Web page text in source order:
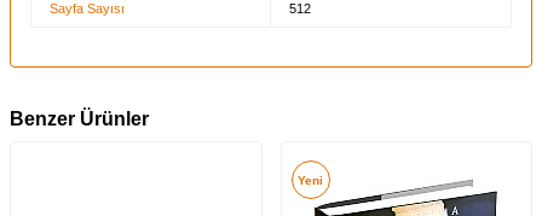
Sayfa Sayısı 512
Benzer Ürünler
Yeni